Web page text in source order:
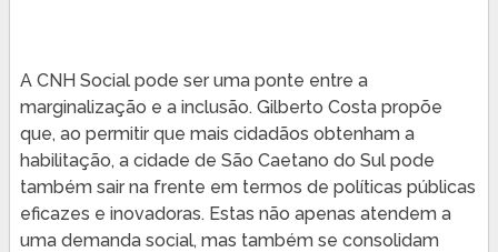
A CNH Social pode ser uma ponte entre a
marginalização e a inclusão. Gilberto Costa propõe
que, ao permitir que mais cidadãos obtenham a
habilitação, a cidade de São Caetano do Sul pode
também sair na frente em termos de políticas públicas
eficazes e inovadoras. Estas não apenas atendem a
uma demanda social, mas também se consolidam